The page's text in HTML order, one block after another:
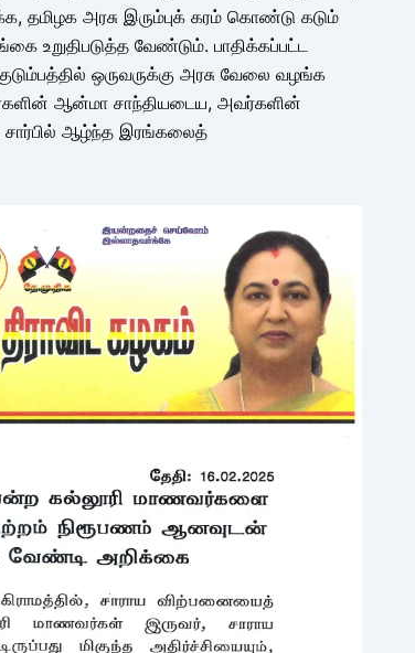
அரசு இரும்புக் கரம் கொண்டு கடும்
உறுதிபடுத்த வேண்டும். பாதிக்கப்பட்ட
ஒருவருக்கு அரசு வேலை வழங்க
ஆன்மா சாந்தியடைய, அவர்களின்
சார்பில் ஆழ்ந்த இரங்கலைத்